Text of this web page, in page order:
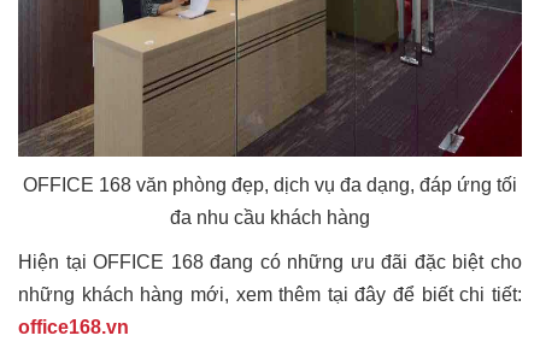
OFFICE 168 văn phòng đẹp, dịch vụ đa dạng, đáp ứng tối
đa nhu cầu khách hàng
Hiện tại OFFICE 168 đang có những ưu đãi đặc biệt cho
những khách hàng mới, xem thêm tại đây để biết chi tiết:
office168.vn